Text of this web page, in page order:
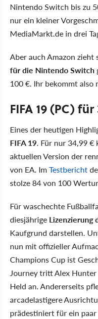
Nintendo Switch bis zu
nur ein kleiner
MediaMarkt.de in drei
Aber auch Amazon
für die Nintendo Switch
100 €. Ihr bekommt also
FIFA 19 (PC)
Eines der heutigen
FIFA 19. Für nur 34,99 €
aktuellen Version der
von EA. ImTestbericht
stolze 84 von 100
Für waschechte
diesjährige Lizenzierung
Kaufgrund darstellen.
nun mit offizieller
Champions Cup ist
Journey tritt Alex
Held an. Andererseits
arcadelastigere
prädestiniert für ein